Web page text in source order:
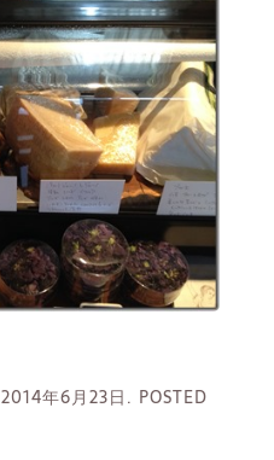
2014年6月23日. POSTED